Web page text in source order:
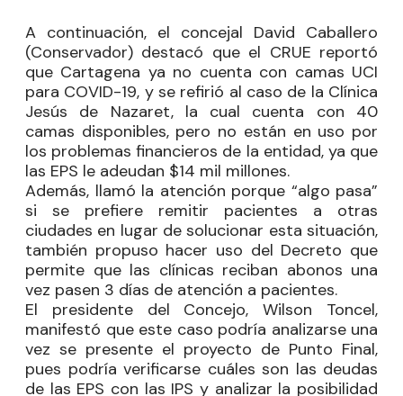
A continuación, el concejal David Caballero
(Conservador) destacó que el CRUE reportó
que Cartagena ya no cuenta con camas UCI
para COVID-19, y se refirió al caso de la Clínica
Jesús de Nazaret, la cual cuenta con 40
camas disponibles, pero no están en uso por
los problemas financieros de la entidad, ya que
las EPS le adeudan $14 mil millones.
Además, llamó la atención porque “algo pasa”
si se prefiere remitir pacientes a otras
ciudades en lugar de solucionar esta situación,
también propuso hacer uso del Decreto que
permite que las clínicas reciban abonos una
vez pasen 3 días de atención a pacientes.
El presidente del Concejo,Wilson Toncel,
manifestó que este caso podría analizarse una
vez se presente el proyecto de Punto Final,
pues podría verificarse cuáles son las deudas
de las EPS con las IPS y analizar la posibilidad